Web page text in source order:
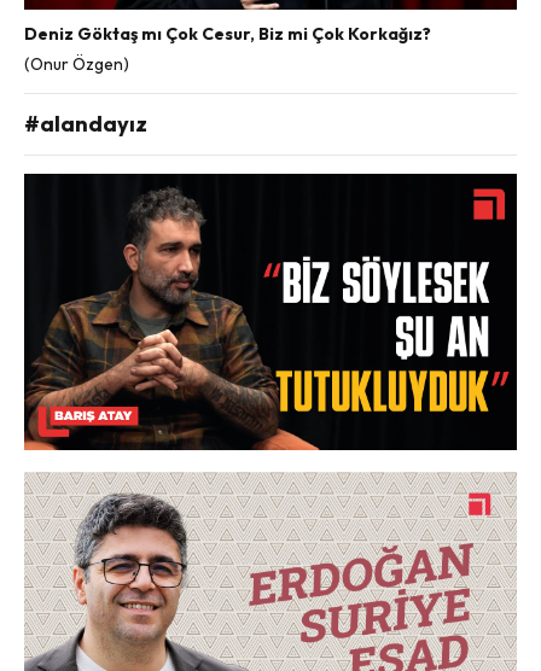
Deniz Göktaş mı Çok Cesur, Biz mi Çok Korkağız?
(Onur Özgen)
#alandayız